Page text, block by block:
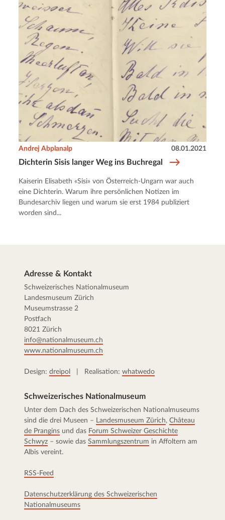
Dichterin Sisis langer Weg ins Buchregal
Andrej Abplanalp 08.01.2021
Kaiserin Elisabeth «Sisi» von Österreich-Ungarn war auch
eine Dichterin. Warum ihre persönlichen Notizen im
Bundesarchiv liegen und warum sie erst 1984 publiziert
worden sind...
Adresse & Kontakt
Schweizerisches Nationalmuseum
Landesmuseum Zürich
Museumstrasse 2
Postfach
8021 Zürich
info@nationalmuseum.ch
www.nationalmuseum.ch
Design: dreipol | Realisation: whatwedo
Schweizerisches Nationalmuseum
Unter dem Dach des Schweizerischen Nationalmuseums
sind die drei Museen – Landesmuseum Zürich, Château
de Prangins und das Forum Schweizer Geschichte
Schwyz – sowie das Sammlungszentrum in Affoltern am
Albis vereint.
RSS-Feed
Datenschutzerklärung des Schweizerischen
Nationalmuseums